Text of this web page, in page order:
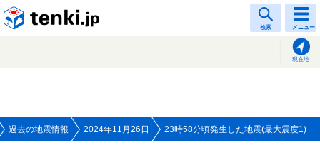
検索 メニュー
現在地
過去の地震情報 2024年11月26日 23時58分頃発生した地震(最大震度1)